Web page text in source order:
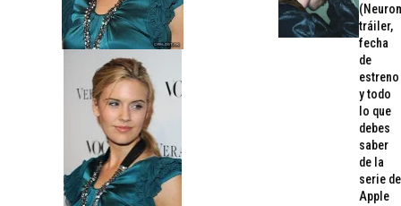
tráiler,
fecha
de
estreno
y todo
lo que
debes
saber
de la
serie de
Apple